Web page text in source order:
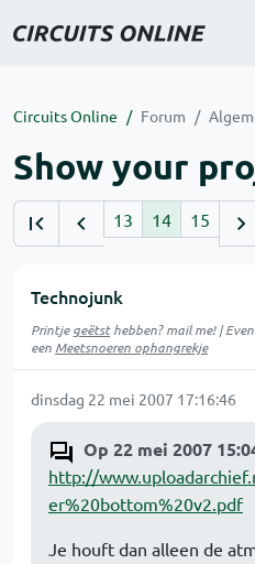
Circuits Online Forum
Show your
13 14 15
Technojunk
Printjegeëtsthebben? mail me! |
een Meetsnoeren ophangrekje
dinsdag 22 mei 2007 17:16:46
Op 22 mei 2007
http://
er%20bottom%20v2.pdf
Je houft dan alleen de